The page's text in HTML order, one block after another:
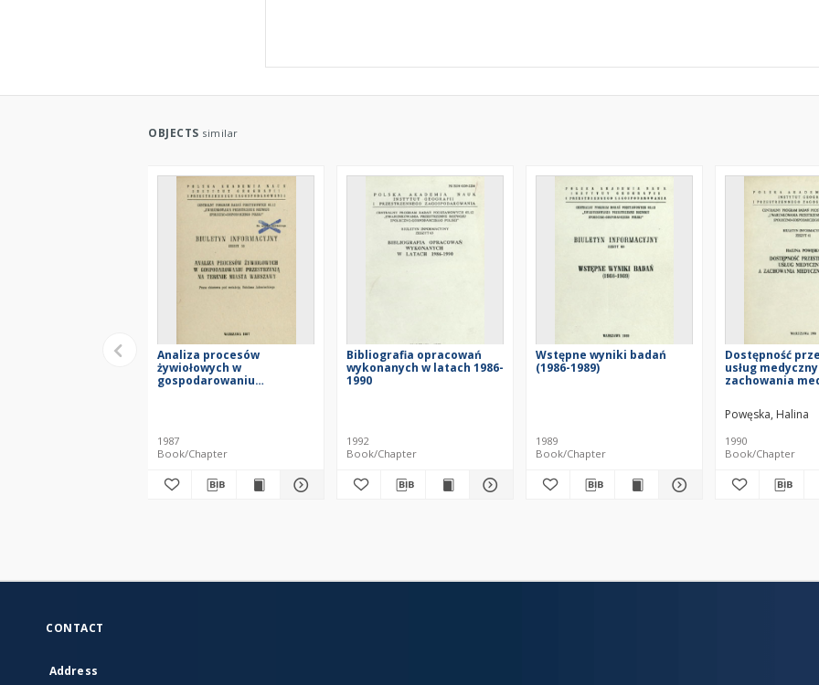
OBJECTS similar
Analiza procesów
żywiołowych w
gospodarowaniu
1987
Book/Chapter
Bibliografia opracowań
wykonanych w latach 1986-
1990
1992
Book/Chapter
Wstępne wyniki badań
(1986-1989)
1989
Book/Chapter
Dostępność
usług
zachowania
Powęska, Halina
1990
Book/Chapter
CONTACT
Address